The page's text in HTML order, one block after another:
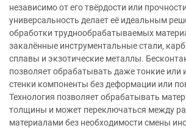
независимо от его твёрдости или
универсальность делает её идеальным
обработки труднообрабатываемых
закалённые инструментальные стали,
сплавы и экзотические металлы.
позволяет обрабатывать даже тонкие
стенки компоненты без деформации или
Технология позволяет обрабатывать
толщины и может переключаться между
материалами без необходимости смены